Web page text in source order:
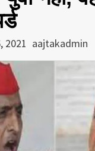
2021 aajtakadmin